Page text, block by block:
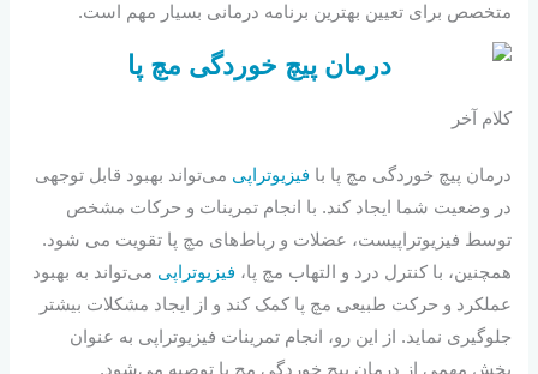
متخصص برای تعیین بهترین برنامه درمانی بسیار مهم است.
کلام آخر
درمان پیچ خوردگی مچ پا با فیزیوتراپی می‌تواند بهبود قابل توجهی
در وضعیت شما ایجاد کند. با انجام تمرینات و حرکات مشخص
توسط فیزیوتراپیست، عضلات و رباط‌های مچ پا تقویت می شود.
همچنین، با کنترل درد و التهاب مچ پا، فیزیوتراپی می‌تواند به بهبود
عملکرد و حرکت طبیعی مچ پا کمک کند و از ایجاد مشکلات بیشتر
جلوگیری نماید. از این رو، انجام تمرینات فیزیوتراپی به عنوان
بخش مهمی از درمان پیچ خوردگی مچ پا توصیه می‌شود.